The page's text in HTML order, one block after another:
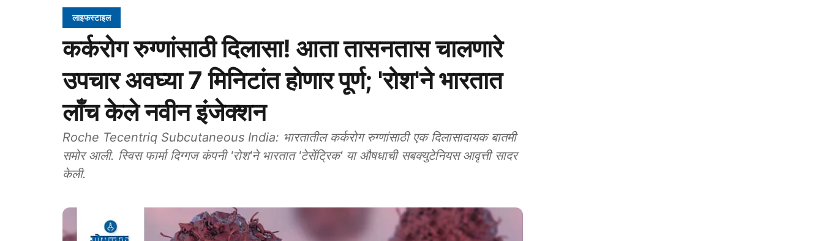
लाइफस्टाइल
कर्करोग रुग्णांसाठी दिलासा! आता तासनतास चालणारे
उपचार अवघ्या 7 मिनिटांत होणार पूर्ण; 'रोश'ने भारतात
लाँच केले नवीन इंजेक्शन
Roche Tecentriq Subcutaneous India: भारतातील कर्करोग रुग्णांसाठी एक दिलासादायक बातमी
समोर आली. स्विस फार्मा दिग्गज कंपनी 'रोश'ने भारतात 'टेसेंट्रिक' या औषधाची सबक्युटेनियस आवृत्ती सादर
केली.